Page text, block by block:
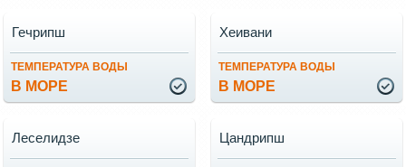
ТЕМПЕРАТУРА ВОДЫ
В МОРЕ
Гечрипш
ТЕМПЕРАТУРА ВОДЫ
В МОРЕ
Хеивани
Леселидзе Цандрипш